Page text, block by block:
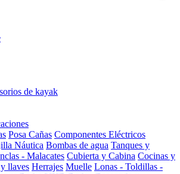
de kayak
Posa Cañas Componentes Eléctricos
Náutica Bombas de agua Tanques y
- Malacates Cubierta y Cabina Cocinas y
llaves Herrajes Muelle Lonas - Toldillas -